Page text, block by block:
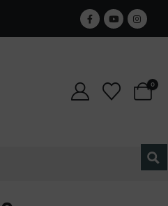
newsletter e ottieni il 25% di
0